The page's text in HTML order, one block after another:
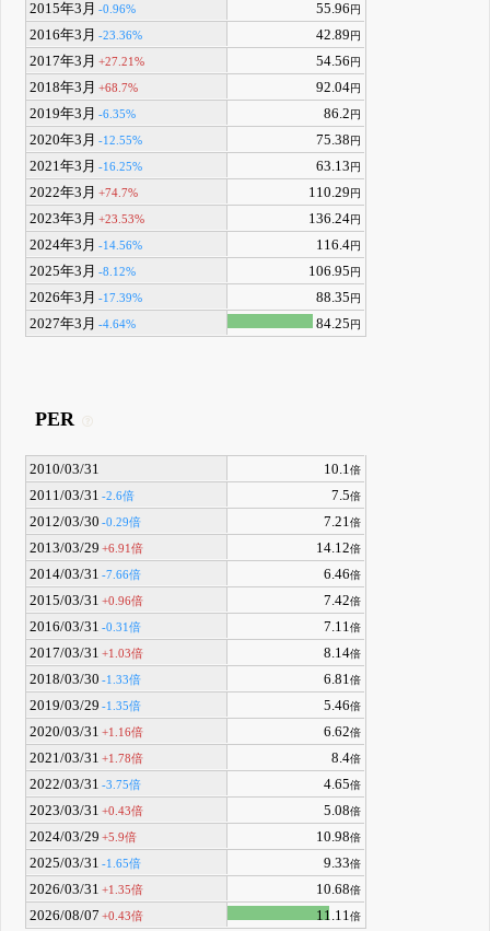
2015年3月 -0.96% 55.96円
2016年3月 -23.36% 42.89円
2017年3月 +27.21% 54.56円
2018年3月 +68.7% 92.04円
2019年3月 -6.35% 86.2円
2020年3月 -12.55% 75.38円
2021年3月 -16.25% 63.13円
2022年3月 +74.7% 110.29円
2023年3月 +23.53% 136.24円
2024年3月 -14.56% 116.4円
2025年3月 -8.12% 106.95円
2026年3月 -17.39% 88.35円
2027年3月 -4.64% 84.25円
PER
2010/03/31 10.1倍
2011/03/31 -2.6倍 7.5倍
2012/03/30 -0.29倍 7.21倍
2013/03/29 +6.91倍 14.12倍
2014/03/31 -7.66倍 6.46倍
2015/03/31 +0.96倍 7.42倍
2016/03/31 -0.31倍 7.11倍
2017/03/31 +1.03倍 8.14倍
2018/03/30 -1.33倍 6.81倍
2019/03/29 -1.35倍 5.46倍
2020/03/31 +1.16倍 6.62倍
2021/03/31 +1.78倍 8.4倍
2022/03/31 -3.75倍 4.65倍
2023/03/31 +0.43倍 5.08倍
2024/03/29 +5.9倍 10.98倍
2025/03/31 -1.65倍 9.33倍
2026/03/31 +1.35倍 10.68倍
2026/08/07 +0.43倍 11.11倍